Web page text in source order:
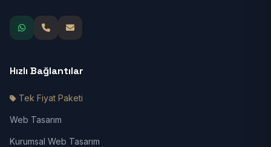
Hızlı Bağlantılar
Tek Fiyat Paketi
Web Tasarım
Kurumsal Web Tasarım